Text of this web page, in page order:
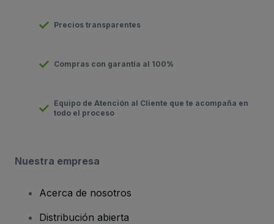
Precios transparentes
Compras con garantía al 100%
Equipo de Atención al Cliente que te acompaña en
todo el proceso
Nuestra empresa
Acerca de nosotros
Distribución abierta